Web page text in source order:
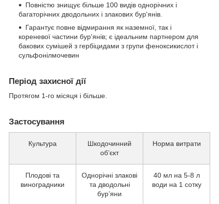
Повністю знищує більше 100 видів однорічних і
багаторічних дводольних і злакових бур'янів.
Гарантує повне відмирання як наземної, так і
кореневої частини бур'янів; є ідеальним партнером для
бакових сумішей з гербіцидами з групи феноксикислот і
сульфонілмочевин
Період захисної дії
Протягом 1-го місяця і більше.
Застосування
Культура
Шкодочинний
об’єкт
Норма витрати
Плодові та
виноградники
Однорічні злакові
та дводольні
бур’яни
40 мл на 5-8 л
води на 1 сотку